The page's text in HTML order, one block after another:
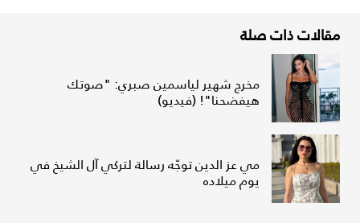
مقالات ذات صلة
مخرج شهير لياسمين صبري: "صوتك
هيفضحنا"! (فيديو)
مي عز الدين توجّه رسالة لتركي آل الشيخ في
يوم ميلاده